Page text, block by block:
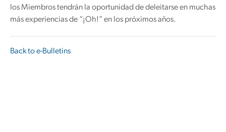
los Miembros tendrán la oportunidad de deleitarse en muchas
más experiencias de “¡Oh!” en los próximos años.
Back to e-Bulletins